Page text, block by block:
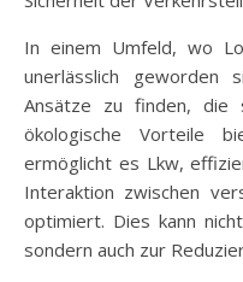
In einem Umfeld, wo
unerlässlich geworden
Ansätze zu finden, die
ökologische Vorteile
ermöglicht es Lkw,
Interaktion zwischen
optimiert. Dies kann
sondern auch zur